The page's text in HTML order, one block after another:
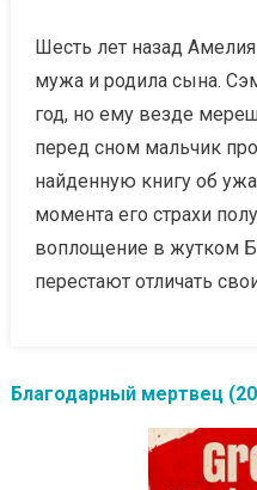
Шесть лет назад
мужа и родила сына.
год, но ему везде
перед сном мальчик
найденную книгу об
момента его страхи
воплощение в жутком
перестают отличать
Благодарный мертвец